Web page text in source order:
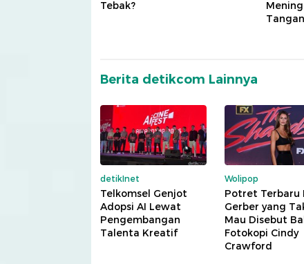
Tebak?
Tangan
Berita detikcom Lainnya
detikInet
Telkomsel Genjot
Adopsi AI Lewat
Pengembangan
Talenta Kreatif
Wolipop
Potret Terbaru
Gerber yang
Mau Disebut
Fotokopi Cindy
Crawford